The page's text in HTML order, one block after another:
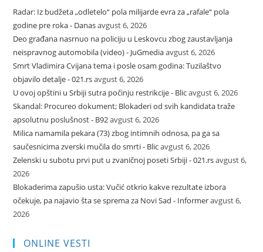
Radar: Iz budžeta „odletelo“ pola milijarde evra za „rafale“ pola
godine pre roka - Danasavgust 6, 2026
Deo građana nasrnuo na policiju u Leskovcu zbog zaustavljanja
neispravnog automobila (video) - JuGmediaavgust 6, 2026
Smrt Vladimira Cvijana tema i posle osam godina: Tuzilaštvo
objavilo detalje - 021.rsavgust 6, 2026
U ovoj opštini u Srbiji sutra počinju restrikcije - Blicavgust 6, 2026
Skandal: Procureo dokument; Blokaderi od svih kandidata traže
apsolutnu poslušnost - B92avgust 6, 2026
Milica namamila pekara (73) zbog intimnih odnosa, pa ga sa
saučesnicima zverski mučila do smrti - Blicavgust 6, 2026
Zelenski u subotu prvi put u zvaničnoj poseti Srbiji - 021.rsavgust 6,
2026
Blokaderima zapušio usta: Vučić otkrio kakve rezultate izbora
očekuje, pa najavio šta se sprema za Novi Sad - Informeravgust 6,
2026
ONLINE VESTI